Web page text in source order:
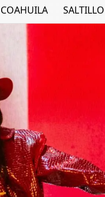
COAHUILA SALTILLO